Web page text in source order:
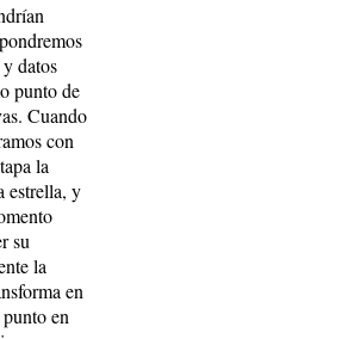
datos
punto de
Cuando
con
la
estrella, y
su
la
en
en